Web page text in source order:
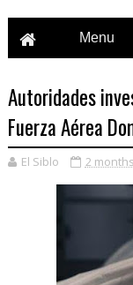
Autoridades
Fuerza Aérea
El Siblo 2